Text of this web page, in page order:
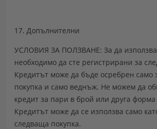
17. Допълнителни
УСЛОВИЯ ЗА ПОЛЗВАНЕ: За да
необходимо да сте регистрирани за
Кредитът може да бъде осребрен само
покупка и само веднъж. Не можем да
кредит за пари в брой или друга
Кредитът може да се използва само
следваща покупка.